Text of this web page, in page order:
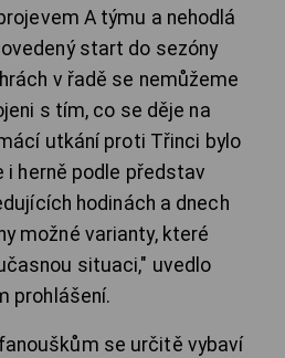
A týmu a nehodlá
start do sezóny
v řadě se nemůžeme
s tím, co se děje na
utkání proti Třinci bylo
i herně podle představ
hodinách a dnech
možné varianty, které
situaci," uvedlo
prohlášení.
se určitě vybaví